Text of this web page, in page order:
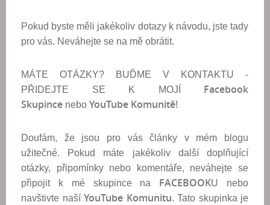
Pokud byste měli jakékoliv dotazy k návodu, jste tady
pro vás. Neváhejte se na mě obrátit.
MÁTE OTÁZKY? BUĎME V KONTAKTU -
PŘIDEJTE SE K MOJÍ Facebook
Skupince nebo YouTube Komunitě!
Doufám, že jsou pro vás články v mém blogu
užitečné. Pokud máte jakékoliv další doplňující
otázky, připomínky nebo komentáře, neváhejte se
připojit k mé skupince na FACEBOOKU nebo
navštivte naší YouTube Komunitu. Tato skupinka je